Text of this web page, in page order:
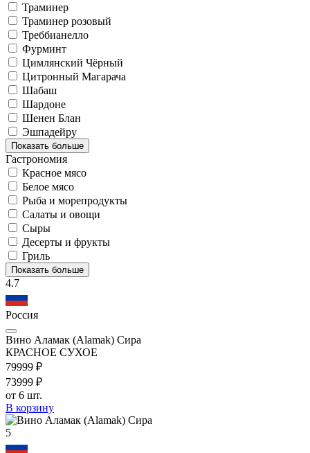
Траминер
Траминер розовый
Треббианелло
Фурминт
Цимлянский Чёрный
Цитронный Магарача
Шабаш
Шардоне
Шенен Блан
Эшпадейру
Показать больше
Гастрономия
Красное мясо
Белое мясо
Рыба и морепродукты
Салаты и овощи
Сыры
Десерты и фрукты
Гриль
Показать больше
4.7
Россия
Вино Аламак (Alamak) Сира
КРАСНОЕ СУХОЕ
79999 ₽
73999 ₽
от 6 шт.
В корзину
5